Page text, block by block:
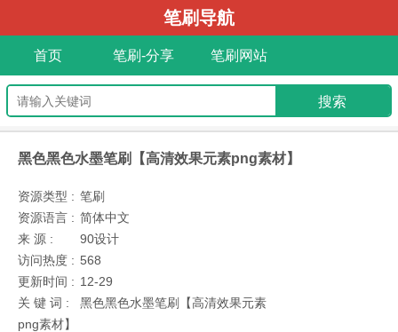
笔刷导航
首页 笔刷-分享 笔刷网站
黑色黑色水墨笔刷【高清效果元素png素材】
资源类型 : 笔刷
资源语言 : 简体中文
来 源 :
90设计
访问热度 : 568
更新时间 : 12-29
关 键 词 :
黑色黑色水墨笔刷【高清效果元素
png素材】